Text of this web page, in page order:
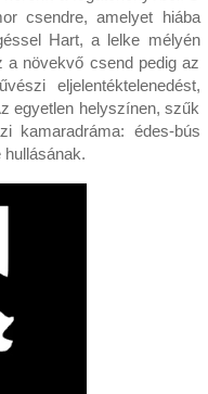
csendre, amelyet hiába
Hart, a lelke mélyén
a növekvő csend pedig az
eljelentéktelenedést,
egyetlen helyszínen, szűk
kamaradráma: édes-bús